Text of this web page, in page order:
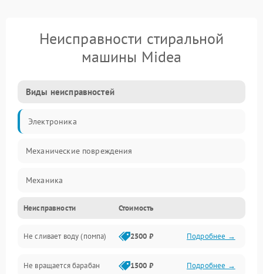
Неисправности стиральной
машины Midea
Виды неисправностей
Электроника
Механические повреждения
Механика
Электропитание
Водоснабжение
Слив
Неисправности Стоимость
Не сливает воду (помпа) 2500 ₽ Подробнее →
Не вращается барабан 1500 ₽ Подробнее →